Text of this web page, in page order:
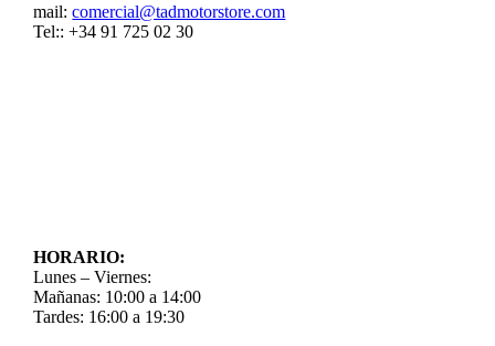
mail:comercial@tadmotorstore.com
Tel:: +34 91 725 02 30
HORARIO:
Lunes – Viernes:
Mañanas: 10:00 a 14:00
Tardes: 16:00 a 19:30